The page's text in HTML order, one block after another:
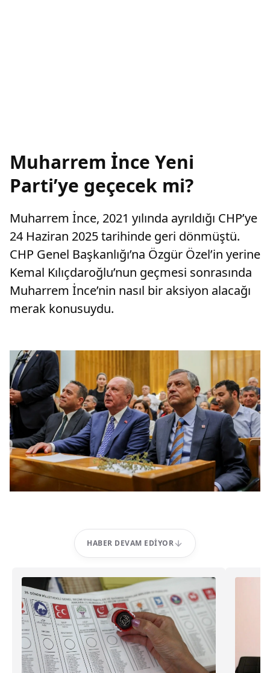
Muharrem İnce Yeni
Parti’ye geçecek mi?
Muharrem İnce, 2021 yılında ayrıldığı CHP’ye
24 Haziran 2025 tarihinde geri dönmüştü.
CHP Genel Başkanlığı’na Özgür Özel’in yerine
Kemal Kılıçdaroğlu’nun geçmesi sonrasında
Muharrem İnce’nin nasıl bir aksiyon alacağı
merak konusuydu.
HABER DEVAM EDIYOR